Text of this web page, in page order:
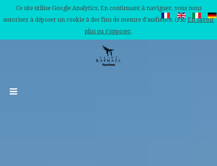
Ce site utilise Google Analytics. En continuant à naviguer, vous nous
autorisez à déposer un cookie à des fins de mesure d'audience. (FR) En savoir
plus ou s'opposer.